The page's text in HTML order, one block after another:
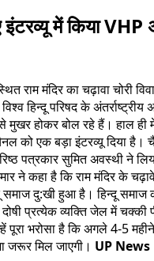
में किया VHP
राम मंदिर का चढ़ावा चोरी
हिन्दू परिषद के
से मुखर होकर बोल रहे हैं। हाल
को एक बड़ा इंटरव्यू दिया
पत्रकार सुमित अवस्थी ने
ने कहा है कि राम मंदिर के
समाज दु:खी हुआ है। हिन्दू समाज
प्रत्येक व्यक्ति जेल में
पूरा भरोसा है कि अगले 4-5
जरूर मिल जाएगी। UP News